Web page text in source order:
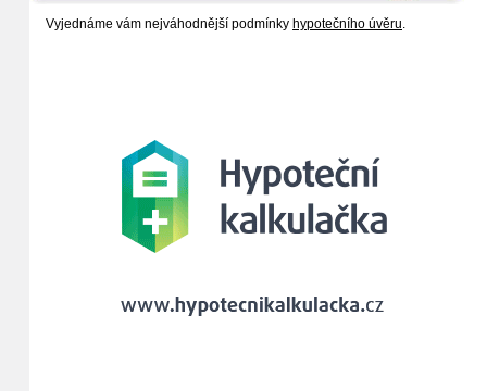
Vyjednáme vám nejváhodnější podmínky hypotečního úvěru.